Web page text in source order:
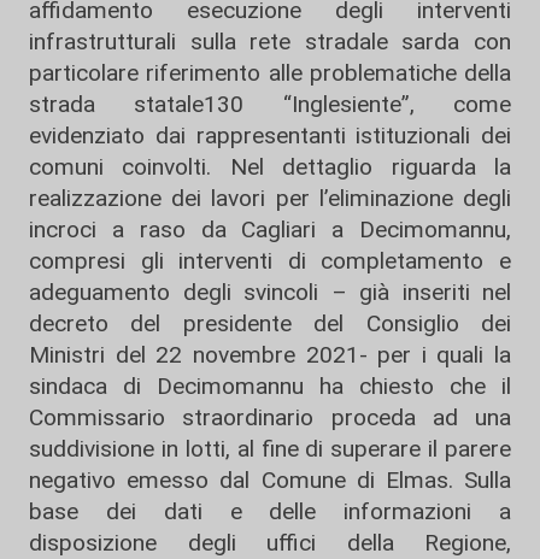
affidamento esecuzione degli interventi
infrastrutturali sulla rete stradale sarda con
particolare riferimento alle problematiche della
strada statale130 “Inglesiente”, come
evidenziato dai rappresentanti istituzionali dei
comuni coinvolti. Nel dettaglio riguarda la
realizzazione dei lavori per l’eliminazione degli
incroci a raso da Cagliari a Decimomannu,
compresi gli interventi di completamento e
adeguamento degli svincoli – già inseriti nel
decreto del presidente del Consiglio dei
Ministri del 22 novembre 2021- per i quali la
sindaca di Decimomannu ha chiesto che il
Commissario straordinario proceda ad una
suddivisione in lotti, al fine di superare il parere
negativo emesso dal Comune di Elmas. Sulla
base dei dati e delle informazioni a
disposizione degli uffici della Regione,